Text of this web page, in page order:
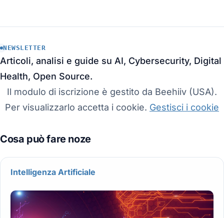
Intelligenza Artificiale
NEWSLETTER
Articoli, analisi e guide su AI, Cybersecurity, Digital
Health, Open Source.
Il modulo di iscrizione è gestito da Beehiiv (USA).
Per visualizzarlo accetta i cookie. Gestisci i cookie